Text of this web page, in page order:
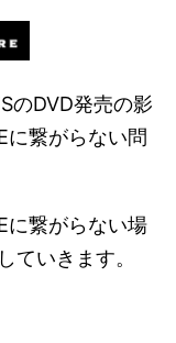
のDVD発売の影
に繋がらない問
に繋がらない場
ていきます。